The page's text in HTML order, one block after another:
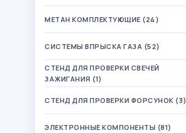
МЕТАН КОМПЛЕКТУЮЩИЕ (24)
СИСТЕМЫ ВПРЫСКА ГАЗА (52)
СТЕНД ДЛЯ ПРОВЕРКИ СВЕЧЕЙ
ЗАЖИГАНИЯ (1)
СТЕНД ДЛЯ ПРОВЕРКИ ФОРСУНОК (3)
ЭЛЕКТРОННЫЕ КОМПОНЕНТЫ (81)